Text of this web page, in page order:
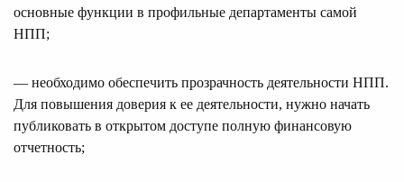
основные функции в профильные департаменты самой
НПП;
— необходимо обеспечить прозрачность деятельности НПП.
Для повышения доверия к ее деятельности, нужно начать
публиковать в открытом доступе полную финансовую
отчетность;